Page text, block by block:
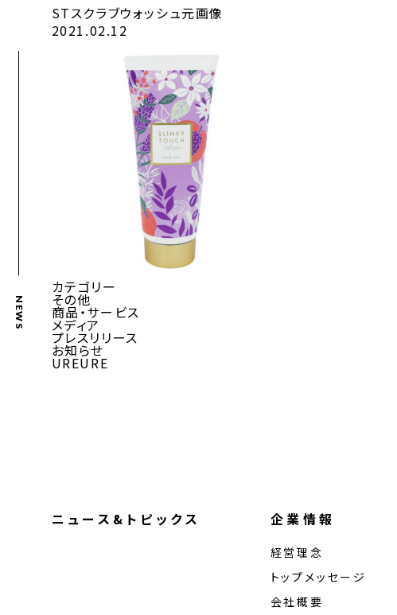
NEWS
STスクラブウォッシュ元画像
2021.02.12
カテゴリー
その他
商品・サービス
メディア
プレスリリース
お知らせ
UREURE
ニュース&トピックス 企業情報
経営理念
トップメッセージ
会社概要